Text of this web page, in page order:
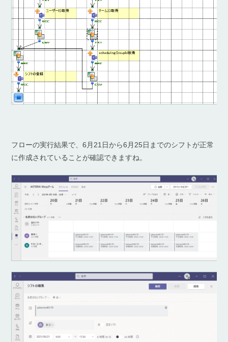
フローの実行結果で、6月21日から6月25日までのシフトが正常
に作成されていることが確認できますね。